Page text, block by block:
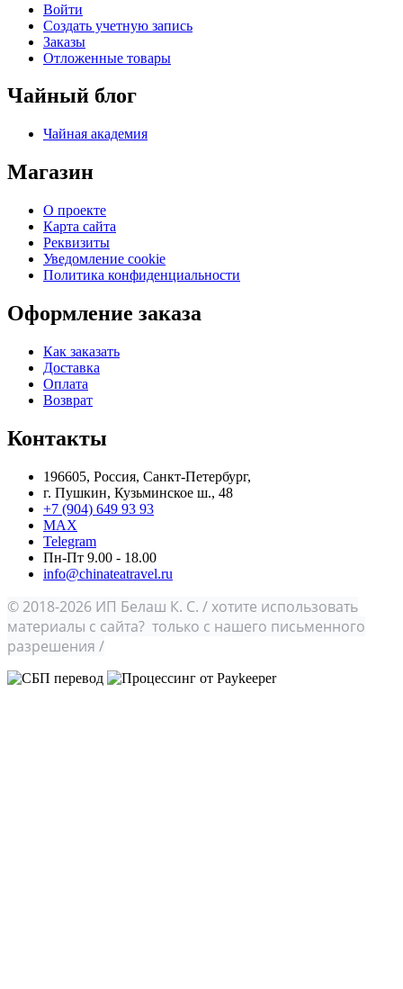
Войти
Создать учетную запись
Заказы
Отложенные товары
Чайный блог
Чайная академия
Магазин
О проекте
Карта сайта
Реквизиты
Уведомление cookie
Политика конфиденциальности
Оформление заказа
Как заказать
Доставка
Оплата
Возврат
Контакты
196605, Россия, Санкт-Петербург,
г. Пушкин, Кузьминское ш., 48
+7 (904) 649 93 93
MAX
Telegram
Пн-Пт 9.00 - 18.00
info@chinateatravel.ru
© 2018-2026 ИП Белаш К. С. / хотите использовать
материалы с сайта? только с нашего письменного
разрешения /